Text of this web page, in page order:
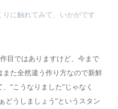
に触れてみて、いかがです
目ではありますけど、今まで
た全然違う作り方なので新鮮
“こうなりました”じゃなく
どうしましょう”というスタン